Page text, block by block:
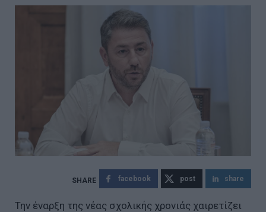
facebook post share
Την έναρξη της νέας σχολικής χρονιάς χαιρετίζει